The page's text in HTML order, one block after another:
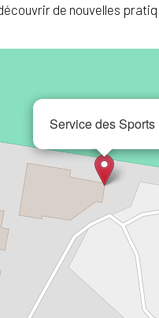
de nouvelles
Service des Sports